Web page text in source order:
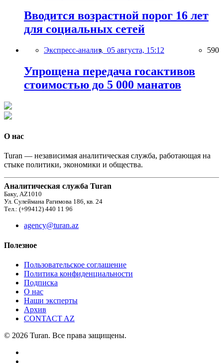
Вводится возрастной порог 16 лет
для социальных сетей
Экспресс-анализ, 05 августа, 15:12 590
Упрощена передача госактивов
стоимостью до 5 000 манатов
О нас
Turan — независимая аналитическая служба, работающая на
стыке политики, экономики и общества.
Аналитическая служба Turan
Баку, AZ1010
Ул. Сулеймана Рагимова 186, кв. 24
Тел.: (+99412) 440 11 96
agency@turan.az
Полезное
Пользовательское соглашение
Политика конфиденциальности
Подписка
О нас
Наши эксперты
Архив
CONTACT AZ
© 2026 Turan. Все права защищены.